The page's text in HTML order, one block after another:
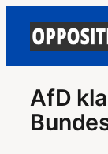
AfD